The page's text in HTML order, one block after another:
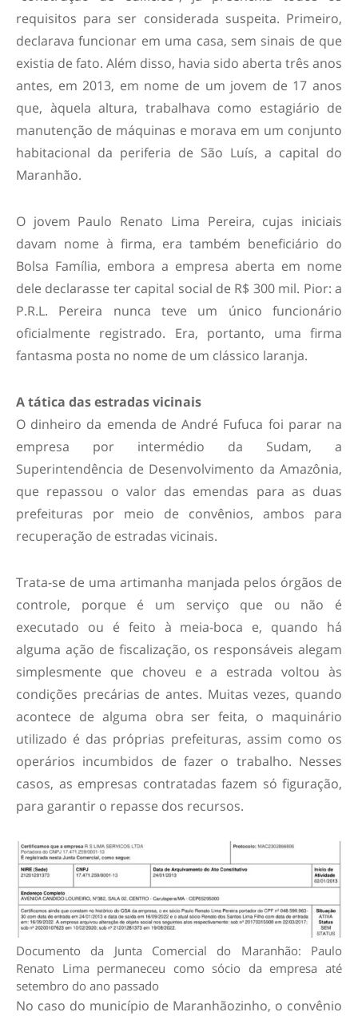
requisitos para ser considerada suspeita. Primeiro,
declarava funcionar em uma casa, sem sinais de que
existia de fato. Além disso, havia sido aberta três anos
antes, em 2013, em nome de um jovem de 17 anos
que, àquela altura, trabalhava como estagiário de
manutenção de máquinas e morava em um conjunto
habitacional da periferia de São Luís, a capital do
Maranhão.
O jovem Paulo Renato Lima Pereira, cujas iniciais
davam nome à firma, era também beneficiário do
Bolsa Família, embora a empresa aberta em nome
dele declarasse ter capital social de R$ 300 mil. Pior: a
P.R.L. Pereira nunca teve um único funcionário
oficialmente registrado. Era, portanto, uma firma
fantasma posta no nome de um clássico laranja.
A tática das estradas vicinais
O dinheiro da emenda de André Fufuca foi parar na
empresa por intermédio da Sudam, a
Superintendência de Desenvolvimento da Amazônia,
que repassou o valor das emendas para as duas
prefeituras por meio de convênios, ambos para
recuperação de estradas vicinais.
Trata-se de uma artimanha manjada pelos órgãos de
controle, porque é um serviço que ou não é
executado ou é feito à meia-boca e, quando há
alguma ação de fiscalização, os responsáveis alegam
simplesmente que choveu e a estrada voltou às
condições precárias de antes. Muitas vezes, quando
acontece de alguma obra ser feita, o maquinário
utilizado é das próprias prefeituras, assim como os
operários incumbidos de fazer o trabalho. Nesses
casos, as empresas contratadas fazem só figuração,
para garantir o repasse dos recursos.
Documento da Junta Comercial do Maranhão: Paulo
Renato Lima permaneceu como sócio da empresa até
setembro do ano passado
No caso do município de Maranhãozinho, o convênio